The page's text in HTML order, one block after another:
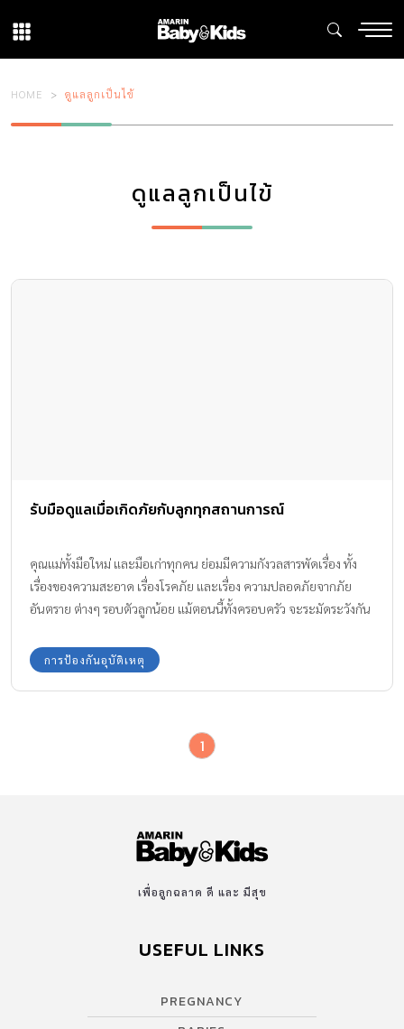
HOME ดูแลลูกเป็นไข้
ดูแลลูกเป็นไข้
รับมือดูแลเมื่อเกิดภัยกับลูกทุกสถานการณ์
คุณแม่ทั้งมือใหม่ และมือเก่าทุกคน ย่อมมีความกังวลสารพัดเรื่อง ทั้ง
เรื่องของความสะอาด เรื่องโรคภัย และเรื่อง ความปลอดภัยจากภัย
อันตราย ต่างๆ รอบตัวลูกน้อย แม้ตอนนี้ทั้งครอบครัว จะระมัดระวังกัน
อุบัติเหตุ
การป้องกันอุบัติเหตุ
1
เพื่อลูกฉลาด ดี และ มีสุข
USEFUL LINKS
PREGNANCY